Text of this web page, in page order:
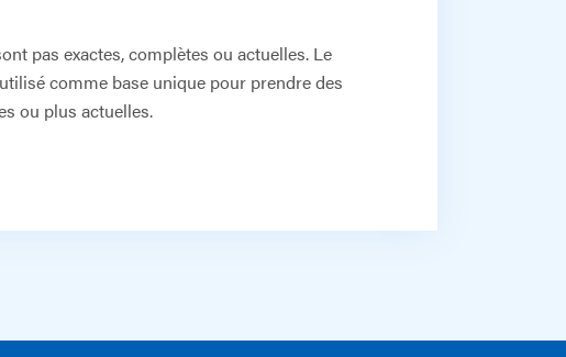
pas exactes, complètes ou actuelles. Le
comme base unique pour prendre des
ou plus actuelles.